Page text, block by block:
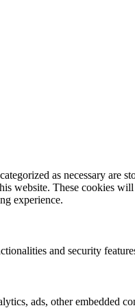
as necessary are
website. These cookies
experience.
and security
ads, other embedded